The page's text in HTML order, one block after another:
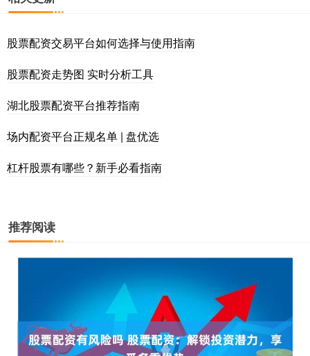
股票配资交易平台如何选择与使用指南
股票配资走势图 实时分析工具
湖北股票配资平台推荐指南
场内配资平台正规名单 | 盘优选
杠杆股票有哪些？新手必看指南
推荐阅读